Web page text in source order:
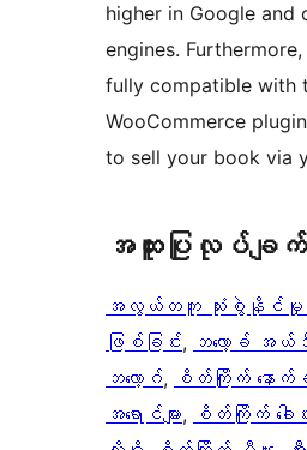
higher in Google and
engines.
fully compatible with
WooCommerce
to sell your book via
အ​ထူး​ပြု​လုပ်​ချက်​မ
အလွယ်တကူ သုံးစွဲနိုင်
ဖြစ်ခြင်း, ဘလော့ခ် အယ်
ဘလော့ဂ်, စိတ်ကြိုက် နောက်
အရောင်များ, စိတ်ကြိုက် ခေါင်